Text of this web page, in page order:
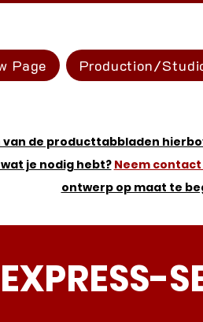
Page Production/
van de producttabbladen
je nodig hebt? Neem contact
ontwerp op maat te
EXPRESS-